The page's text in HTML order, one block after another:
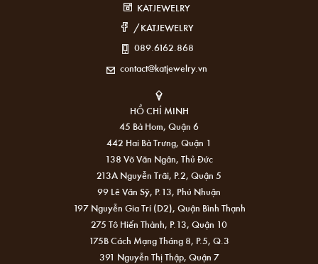
KATJEWELRY
/KATJEWELRY
089.6162.868
contact@katjewelry.vn
HỒ CHÍ MINH
45 Bà Hom, Quận 6
442 Hai Bà Trưng, Quận 1
138 Võ Văn Ngân, Thủ Đức
213A Nguyễn Trãi, P.2, Quận 5
99 Lê Văn Sỹ, P.13, Phú Nhuận
197 Nguyễn Gia Trí (D2), Quận Bình Thạnh
275 Tô Hiến Thành, P.13, Quận 10
175B Cách Mạng Tháng 8, P.5, Q.3
391 Nguyễn Thị Thập, Quận 7